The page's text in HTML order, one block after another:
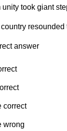
took giant
resounded
answer
correct
wrong